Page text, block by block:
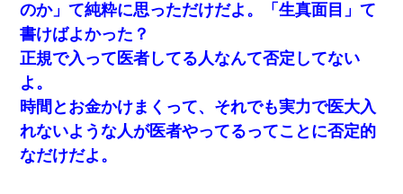
のか」て純粋に思っただけだよ。「生真面目」て
書けばよかった？
正規で入って医者してる人なんて否定してない
よ。
時間とお金かけまくって、それでも実力で医大入
れないような人が医者やってるってことに否定的
なだけだよ。